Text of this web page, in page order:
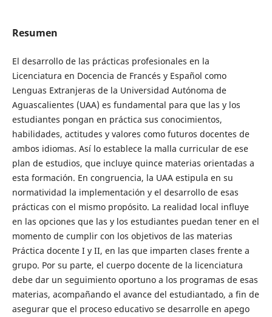
Resumen
El desarrollo de las prácticas profesionales en la
Licenciatura en Docencia de Francés y Español como
Lenguas Extranjeras de la Universidad Autónoma de
Aguascalientes (UAA) es fundamental para que las y los
estudiantes pongan en práctica sus conocimientos,
habilidades, actitudes y valores como futuros docentes de
ambos idiomas. Así lo establece la malla curricular de ese
plan de estudios, que incluye quince materias orientadas a
esta formación. En congruencia, la UAA estipula en su
normatividad la implementación y el desarrollo de esas
prácticas con el mismo propósito. La realidad local influye
en las opciones que las y los estudiantes puedan tener en el
momento de cumplir con los objetivos de las materias
Práctica docente I y II, en las que imparten clases frente a
grupo. Por su parte, el cuerpo docente de la licenciatura
debe dar un seguimiento oportuno a los programas de esas
materias, acompañando el avance del estudiantado, a fin de
asegurar que el proceso educativo se desarrolle en apego